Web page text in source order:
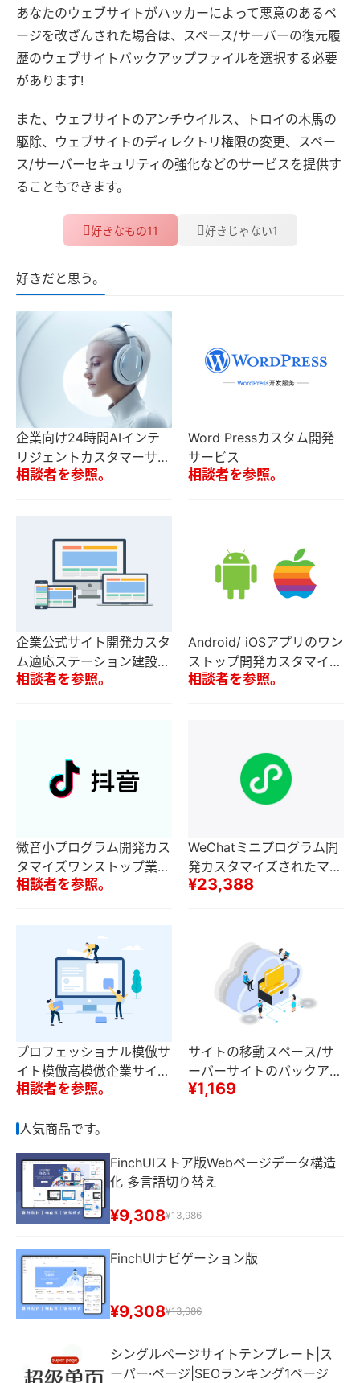
あなたのウェブサイトがハッカーによって悪意のあるペ
ージを改ざんされた場合は、スペース/サーバーの復元履
歴のウェブサイトバックアップファイルを選択する必要
があります!
また、ウェブサイトのアンチウイルス、トロイの木馬の
駆除、ウェブサイトのディレクトリ権限の変更、スペー
ス/サーバーセキュリティの強化などのサービスを提供す
ることもできます。
好きなもの11 好きじゃない1
好きだと思う。
企業向け24時間AIインテ
リジェントカスタマーサー
ビスシステムのカスタマイ
相談者を参照。
Word Pressカスタム開発
サービス
相談者を参照。
企業公式サイト開発カスタ
ム適応ステーション建設業
界全体のブランドサイト制
相談者を参照。
Android/ iOSアプリのワン
ストップ開発カスタマイズ
+マルチアプリケーション
相談者を参照。
微音小プログラム開発カス
タマイズワンストップ業界
適応サービス
相談者を参照。
WeChatミニプログラム開
発カスタマイズされたマル
チ業界ソリューション効率
¥23,388
プロフェッショナル模倣サ
イト模倣高模倣企業サイト
WebデザインWebページ修
相談者を参照。
サイトの移動スペース/サ
ーバーサイトのバックアッ
プデータベースのバックア
¥1,169
人気商品です。
FinchUIストア版Webページデータ構造
化 多言語切り替え
¥9,308¥13,986
FinchUIナビゲーション版
¥9,308¥13,986
シングルページサイトテンプレート|ス
ーパー·ページ|SEOランキング1ページ